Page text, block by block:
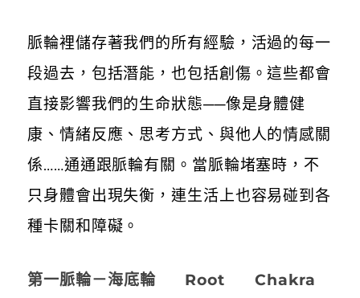
脈輪裡儲存著我們的所有經驗，活過的每一
段過去，包括潛能，也包括創傷。這些都會
直接影響我們的生命狀態──像是身體健
康、情緒反應、思考方式、與他人的情感關
係……通通跟脈輪有關。當脈輪堵塞時，不
只身體會出現失衡，連生活上也容易碰到各
種卡關和障礙。
第一脈輪－海底輪 Root Chakra